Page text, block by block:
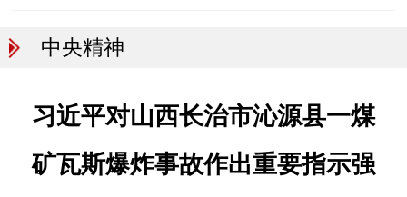
志愿服务和社会人
政策法规
中央精神
习近平对山西长治市沁源县一煤
矿瓦斯爆炸事故作出重要指示强